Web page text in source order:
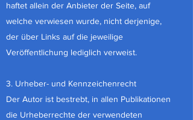
haftet allein der Anbieter der Seite, auf
welche verwiesen wurde, nicht derjenige,
der über Links auf die jeweilige
Veröffentlichung lediglich verweist.
3. Urheber- und Kennzeichenrecht
Der Autor ist bestrebt, in allen Publikationen
die Urheberrechte der verwendeten